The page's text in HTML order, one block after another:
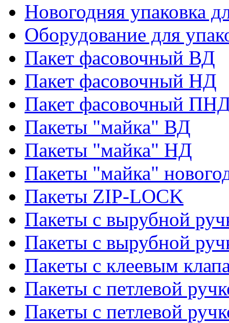
Новогодняя упаковка
Оборудование для
Пакет фасовочный ВД
Пакет фасовочный НД
Пакет фасовочный
Пакеты "майка" ВД
Пакеты "майка" НД
Пакеты "майка"
Пакеты ZIP-LOCK
Пакеты с вырубной
Пакеты с вырубной
Пакеты с клеевым
Пакеты с петлевой
Пакеты с петлевой